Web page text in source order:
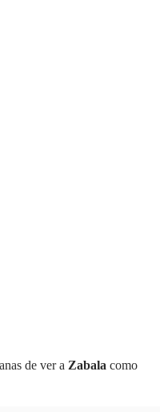
de ver a Zabala como